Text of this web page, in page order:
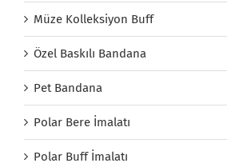
Müze Kolleksiyon Buff
Özel Baskılı Bandana
Pet Bandana
Polar Bere İmalatı
Polar Buff İmalatı